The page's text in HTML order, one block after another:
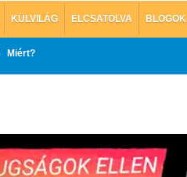
KÜLVILÁG ELCSATOLVA BLOGOK
Miért?